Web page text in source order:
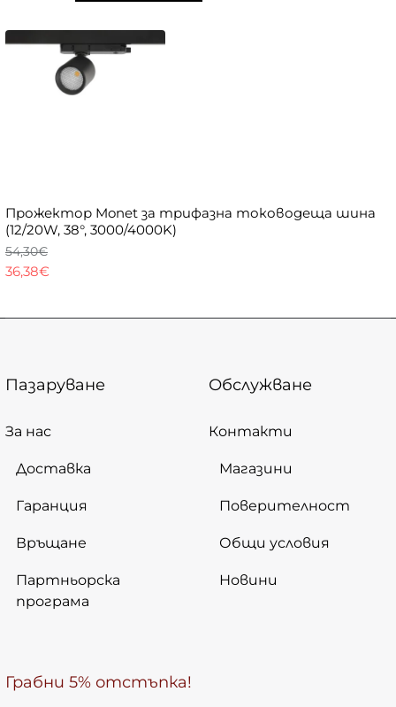
Прожектор Monet за трифазна тоководеща шина
(12/20W, 38°, 3000/4000K)
36,38€
54,30€
Пазаруване
За нас
Доставка
Гаранция
Връщане
Партньорска
програма
Обслужване
Контакти
Магазини
Поверителност
Общи условия
Новини
Грабни 5% отстъпка!